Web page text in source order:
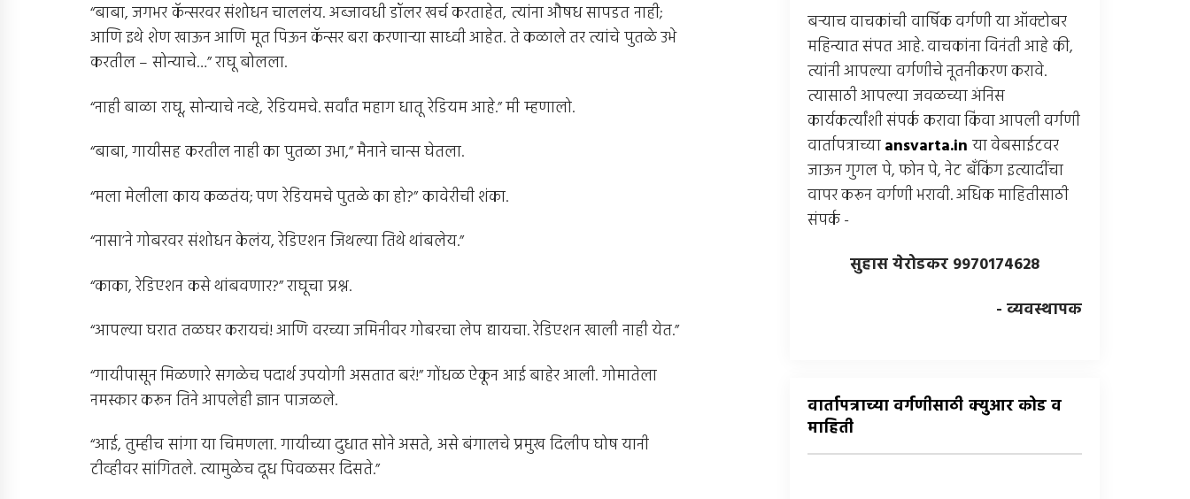
“बाबा, जगभर कॅन्सरवर संशोधन चाललंय. अब्जावधी डॉलर खर्च करताहेत, त्यांना औषध सापडत नाही;
आणि इथे शेण खाऊन आणि मूत पिऊन कॅन्सर बरा करणार्‍या साध्वी आहेत. ते कळाले तर त्यांचे पुतळे उभे
करतील – सोन्याचे…” राघू बोलला.
“नाही बाळा राघू, सोन्याचे नव्हे, रेडियमचे. सर्वांत महाग धातू रेडियम आहे.” मी म्हणालो.
“बाबा, गायीसह करतील नाही का पुतळा उभा,” मैनाने चान्स घेतला.
“मला मेलीला काय कळतंय; पण रेडियमचे पुतळे का हो?” कावेरीची शंका.
“नासा’ने गोबरवर संशोधन केलंय, रेडिएशन जिथल्या तिथे थांबलेय.”
“काका, रेडिएशन कसे थांबवणार?” राघूचा प्रश्न.
“आपल्या घरात तळघर करायचं! आणि वरच्या जमिनीवर गोबरचा लेप द्यायचा. रेडिएशन खाली नाही येत.”
“गायीपासून मिळणारे सगळेच पदार्थ उपयोगी असतात बरं!” गोंधळ ऐकून आई बाहेर आली. गोमातेला
नमस्कार करून तिने आपलेही ज्ञान पाजळले.
“आई, तुम्हीच सांगा या चिमणला. गायीच्या दुधात सोने असते, असे बंगालचे प्रमुख दिलीप घोष यानी
टीव्हीवर सांगितले. त्यामुळेच दूध पिवळसर दिसते.”
बर्‍याच वाचकांची वार्षिक वर्गणी या ऑक्टोबर
महिन्यात संपत आहे. वाचकांना विनंती आहे की,
त्यांनी आपल्या वर्गणीचे नूतनीकरण करावे.
त्यासाठी आपल्या जवळच्या अंनिस
कार्यकर्त्यांशी संपर्क करावा किंवा आपली वर्गणी
वार्तापत्राच्याansvarta.in या वेबसाईटवर
जाऊन गुगल पे, फोन पे, नेट बँकिंग इत्यादींचा
वापर करून वर्गणी भरावी. अधिक माहितीसाठी
संपर्क -
सुहास येरोडकर 9970174628
- व्यवस्थापक
वार्तापत्राच्या वर्गणीसाठी क्युआर कोड व
माहिती